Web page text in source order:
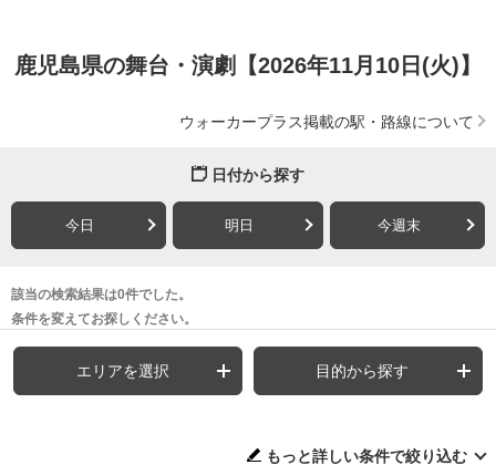
鹿児島県の舞台・演劇【2026年11月10日(火)】
ウォーカープラス掲載の駅・路線について
日付から探す
今日 明日 今週末
該当の検索結果は0件でした。
条件を変えてお探しください。
エリアを選択 目的から探す
もっと詳しい条件で絞り込む